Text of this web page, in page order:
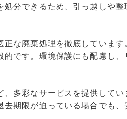
分できるため、引っ越しや整
な廃棄処理を徹底しています
です。環境保護にも配慮し、
多彩なサービスを提供してい
去期限が迫っている場合でも、